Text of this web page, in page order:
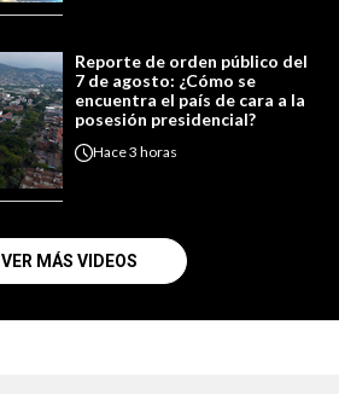
Reporte de orden público del
7 de agosto: ¿Cómo se
encuentra el país de cara a la
posesión presidencial?
Hace3 horas
VER MÁS VIDEOS